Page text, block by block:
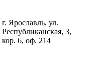
г. Ярославль, ул.
Республиканская, 3,
кор. 6, оф. 214